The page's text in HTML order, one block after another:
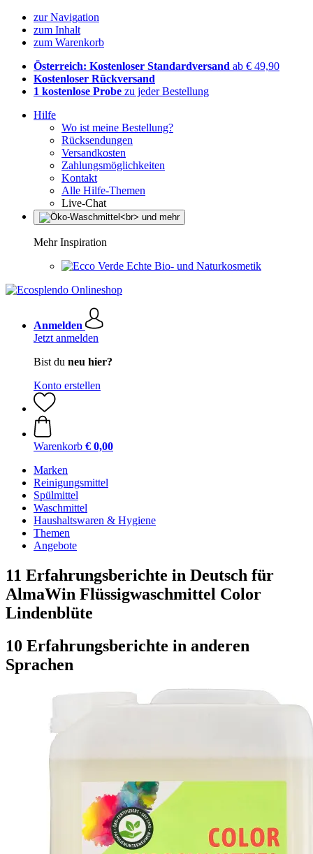
zur Navigation
zum Inhalt
zum Warenkorb
Österreich: Kostenloser Standardversand ab € 49,90
Kostenloser Rückversand
1 kostenlose Probe zu jeder Bestellung
Hilfe
Wo ist meine Bestellung?
Rücksendungen
Versandkosten
Zahlungsmöglichkeiten
Kontakt
Alle Hilfe-Themen
Live-Chat
Mehr Inspiration
Echte Bio- und Naturkosmetik
Anmelden
Jetzt anmelden
Bist du neu hier?
Konto erstellen
Warenkorb € 0,00
Marken
Reinigungsmittel
Spülmittel
Waschmittel
Haushaltswaren & Hygiene
Themen
Angebote
11 Erfahrungsberichte in Deutsch für
AlmaWin Flüssigwaschmittel Color
Lindenblüte
10 Erfahrungsberichte in anderen
Sprachen